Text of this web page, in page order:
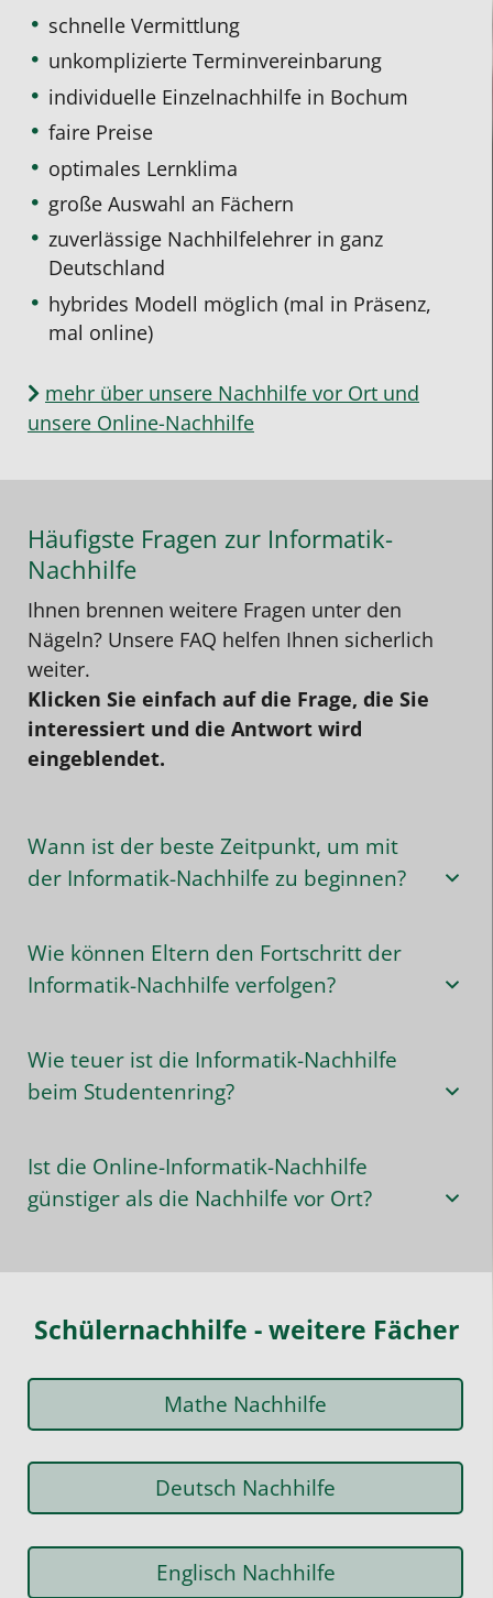
schnelle Vermittlung
unkomplizierte Terminvereinbarung
individuelle Einzelnachhilfe in Bochum
faire Preise
optimales Lernklima
große Auswahl an Fächern
zuverlässige Nachhilfelehrer in ganz
Deutschland
hybrides Modell möglich (mal in Präsenz,
mal online)
mehr über unsere Nachhilfe vor Ort und
unsere Online-Nachhilfe
Häufigste Fragen zur Informatik-
Nachhilfe
Ihnen brennen weitere Fragen unter den
Nägeln? Unsere FAQ helfen Ihnen sicherlich
weiter.
Klicken Sie einfach auf die Frage, die Sie
interessiert und die Antwort wird
eingeblendet.
Wann ist der beste Zeitpunkt, um mit
der Informatik-Nachhilfe zu beginnen?
Wie können Eltern den Fortschritt der
Informatik-Nachhilfe verfolgen?
Wie teuer ist die Informatik-Nachhilfe
beim Studentenring?
Ist die Online-Informatik-Nachhilfe
günstiger als die Nachhilfe vor Ort?
Schülernachhilfe - weitere Fächer
Mathe Nachhilfe
Deutsch Nachhilfe
Englisch Nachhilfe